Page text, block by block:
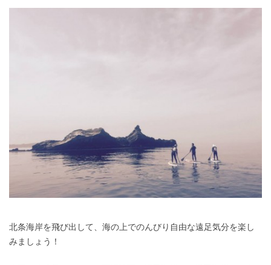
北条海岸を飛び出して、海の上でのんびり自由な遠足気分を楽し
みましょう！